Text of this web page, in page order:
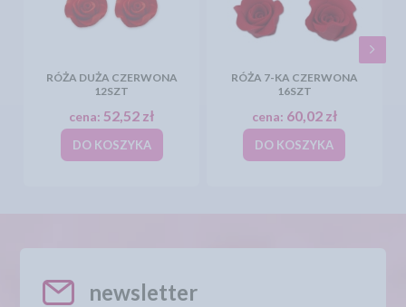
RÓŻA DUŻA CZERWONA
12SZT
cena:52,52 zł
DO KOSZYKA
RÓŻA 7-KA CZERWONA
16SZT
cena: 60,02 zł
DO KOSZYKA
newsletter